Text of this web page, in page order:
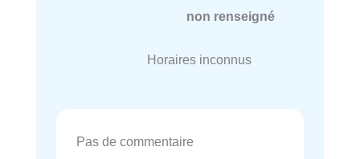
non renseigné
Horaires inconnus
Pas de commentaire